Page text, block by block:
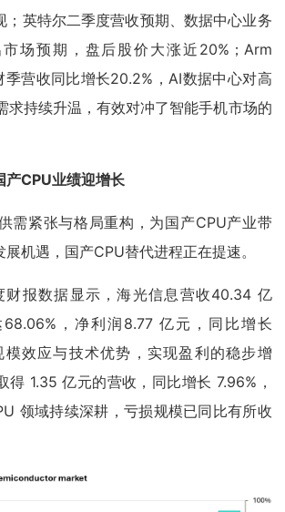
；英特尔二季度营收预期、数据中心业务
场预期，盘后股价大涨近20%；Arm
营收同比增长20.2%，AI数据中心对高
求持续升温，有效对冲了智能手机市场的
产CPU业绩迎增长
需紧张与格局重构，为国产CPU产业带
机遇，国产CPU替代进程正在提速。
报数据显示，海光信息营收40.34 亿
，净利润8.77 亿元，同比增长
模效应与技术优势，实现盈利的稳步增
得 1.35 亿元的营收，同比增长 7.96%，
领域持续深耕，亏损规模已同比有所收